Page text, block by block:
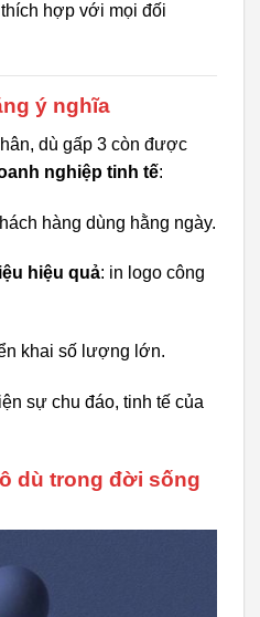
hợp với mọi đối
ý nghĩa
dù gấp 3 còn được
nghiệp tinh tế:
hàng dùng hằng ngày.
hiệu quả: in logo công
khai số lượng lớn.
sự chu đáo, tinh tế của
dù trong đời sống